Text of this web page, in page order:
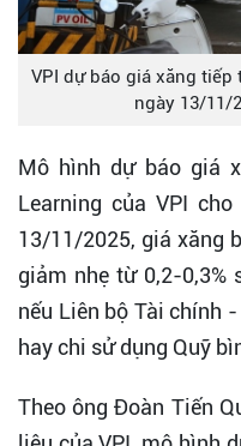
VPI dự báo giá xăng
ngày 13/11/
Mô hình dự báo giá
Learning của VPI
13/11/2025, giá xăng
giảm nhẹ từ 0,2-0,3%
nếu Liên bộ Tài chính
hay chi sử dụng Quỹ
Theo ông Đoàn Tiến